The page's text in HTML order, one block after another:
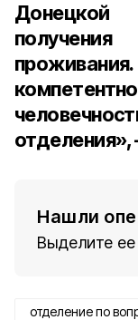
Донецкой
отделения»,
Нашли
Выделите
отделение по